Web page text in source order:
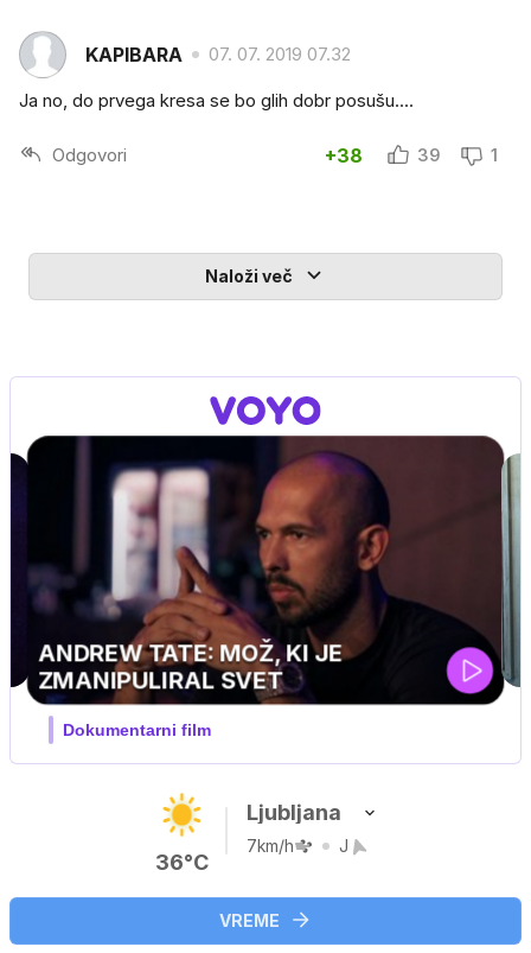
KAPIBARA 07. 07. 2019 07.32
Ja no, do prvega kresa se bo glih dobr posušu....
Odgovori +38 39 1
Naloži več
MOJ PRIJATELJ PINGVIN
Film meseca / družinski, pustolovski
36°C
Ljubljana
7km/h J
VREME